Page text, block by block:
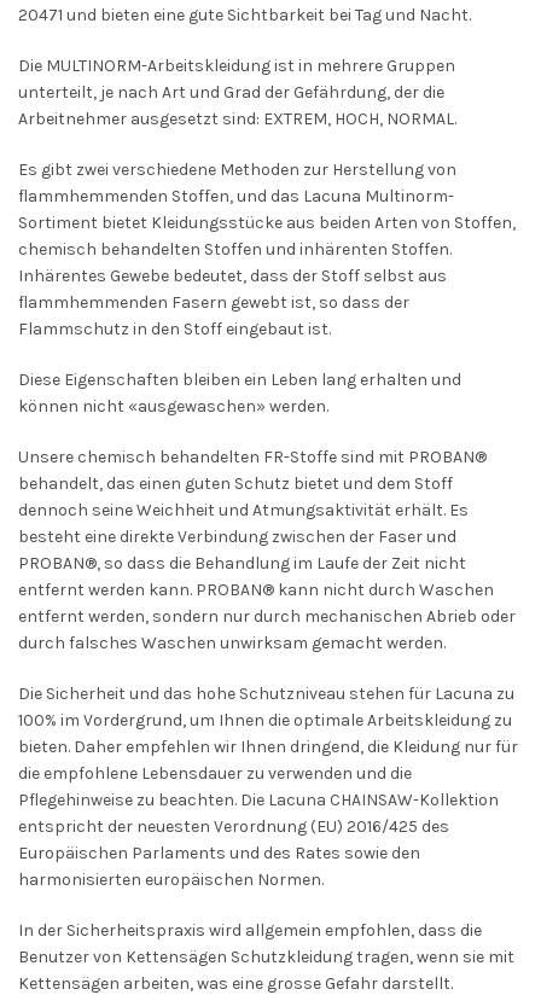
20471 und bieten eine gute Sichtbarkeit bei Tag und Nacht.
Die MULTINORM-Arbeitskleidung ist in mehrere Gruppen
unterteilt, je nach Art und Grad der Gefährdung, der die
Arbeitnehmer ausgesetzt sind: EXTREM, HOCH, NORMAL.
Es gibt zwei verschiedene Methoden zur Herstellung von
flammhemmenden Stoffen, und das Lacuna Multinorm-
Sortiment bietet Kleidungsstücke aus beiden Arten von Stoffen,
chemisch behandelten Stoffen und inhärenten Stoffen.
Inhärentes Gewebe bedeutet, dass der Stoff selbst aus
flammhemmenden Fasern gewebt ist, so dass der
Flammschutz in den Stoff eingebaut ist.
Diese Eigenschaften bleiben ein Leben lang erhalten und
können nicht «ausgewaschen» werden.
Unsere chemisch behandelten FR-Stoffe sind mit PROBAN®
behandelt, das einen guten Schutz bietet und dem Stoff
dennoch seine Weichheit und Atmungsaktivität erhält. Es
besteht eine direkte Verbindung zwischen der Faser und
PROBAN®, so dass die Behandlung im Laufe der Zeit nicht
entfernt werden kann. PROBAN® kann nicht durch Waschen
entfernt werden, sondern nur durch mechanischen Abrieb oder
durch falsches Waschen unwirksam gemacht werden.
Die Sicherheit und das hohe Schutzniveau stehen für Lacuna zu
100% im Vordergrund, um Ihnen die optimale Arbeitskleidung zu
bieten. Daher empfehlen wir Ihnen dringend, die Kleidung nur für
die empfohlene Lebensdauer zu verwenden und die
Pflegehinweise zu beachten. Die Lacuna CHAINSAW-Kollektion
entspricht der neuesten Verordnung (EU) 2016/425 des
Europäischen Parlaments und des Rates sowie den
harmonisierten europäischen Normen.
In der Sicherheitspraxis wird allgemein empfohlen, dass die
Benutzer von Kettensägen Schutzkleidung tragen, wenn sie mit
Kettensägen arbeiten, was eine grosse Gefahr darstellt.